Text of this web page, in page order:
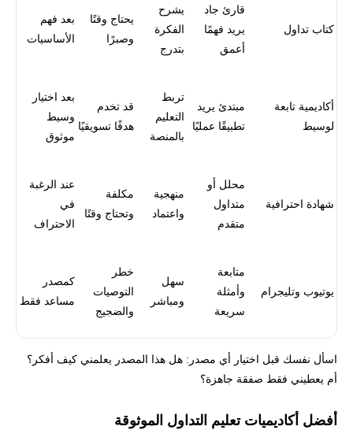
كتاب تداول
قارئ جاد
يريد فهمًا
أعمق
يشرح
الفكرة
بتدرج
يحتاج وقتًا
وصبرًا
بعد فهم
الأساسيات
أكاديمية تابعة
لوسيط
مبتدئ يريد
تطبيقًا عمليًا
تربط
التعليم
بالمنصة
قد تخدم
هدفًا تسويقيًا
بعد اختيار
وسيط
موثوق
شهادة احترافية
محلل أو
متداول
متقدم
منهجية
واعتماد
مكلفة
وتحتاج وقتًا
عند الرغبة
في
الاحتراف
يوتيوب وتليجرام
متابعة
وأمثلة
سريعة
سهل
ومباشر
خطر
التوصيات
والضجيج
كمصدر
مساعد فقط
اسأل نفسك قبل اختيار أي مصدر: هل هذا المصدر يعلمني كيف أفكر؟
أم يعطيني فقط صفقة جاهزة؟
أفضل أكاديميات تعليم التداول الموثوقة